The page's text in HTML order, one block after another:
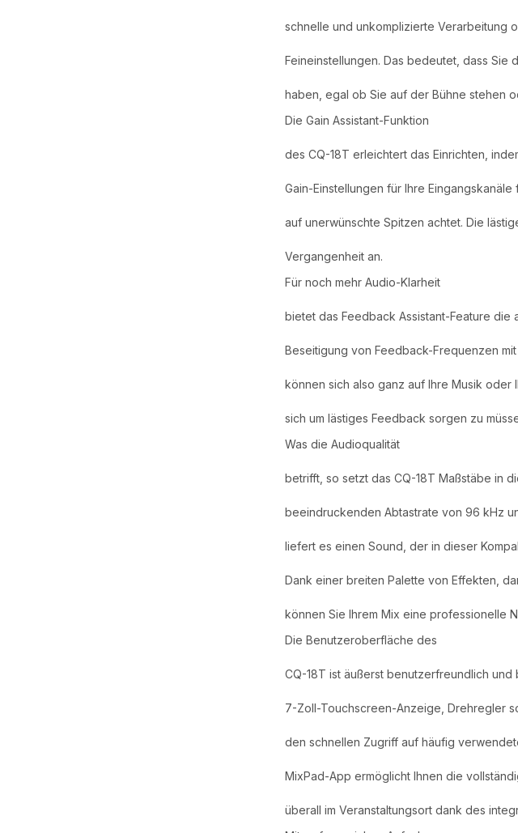
schnelle und unkomplizierte Verarbeitung
Feineinstellungen. Das bedeutet, dass Sie
haben, egal ob Sie auf der Bühne stehen
Die Gain Assistant-Funktion
des CQ-18T erleichtert das Einrichten,
Gain-Einstellungen für Ihre
auf unerwünschte Spitzen achtet. Die
Vergangenheit an.
Für noch mehr Audio-Klarheit
bietet das Feedback Assistant-Feature die
Beseitigung von Feedback-Frequenzen
können sich also ganz auf Ihre Musik
sich um lästiges Feedback sorgen zu
Was die Audioqualität
betrifft, so setzt das CQ-18T Maßstäbe in
beeindruckenden Abtastrate von 96 kHz
liefert es einen Sound, der in dieser
Dank einer breiten Palette von Effekten,
können Sie Ihrem Mix eine professionelle
Die Benutzeroberfläche des
CQ-18T ist äußerst benutzerfreundlich und
7-Zoll-Touchscreen-Anzeige, Drehregler
den schnellen Zugriff auf häufig
MixPad-App ermöglicht Ihnen die
überall im Veranstaltungsort dank des